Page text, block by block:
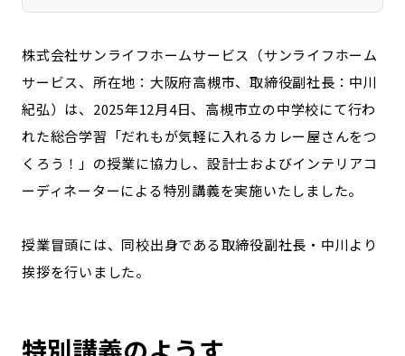
熊本エリア
大分エリア
沖縄エリア
カテゴリから探す
MILCプロジェクト
選出企業特別対談
Localist
Sporkle
株式会社サンライフホームサービス（サンライフホーム
サービス、所在地：大阪府高槻市、取締役副社長：中川
紀弘）は、2025年12月4日、高槻市立の中学校にて行わ
れた総合学習「だれもが気軽に入れるカレー屋さんをつ
くろう！」の授業に協力し、設計士およびインテリアコ
ーディネーターによる特別講義を実施いたしました。
授業冒頭には、同校出身である取締役副社長・中川より
挨拶を行いました。